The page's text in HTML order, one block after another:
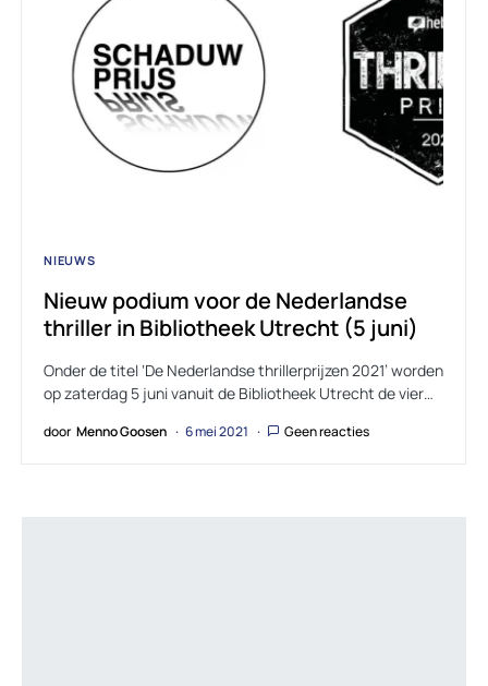
NIEUWS
Nieuw podium voor de Nederlandse
thriller in Bibliotheek Utrecht (5 juni)
Onder de titel ‘De Nederlandse thrillerprijzen 2021’ worden
op zaterdag 5 juni vanuit de Bibliotheek Utrecht de vier…
door Menno Goosen 6 mei 2021 Geen reacties